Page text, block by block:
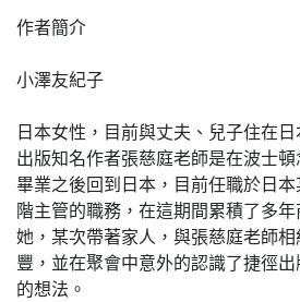
作者簡介
小澤友紀子
日本女性，目前與丈夫、兒子住在
出版知名作者張慈庭老師是在波士頓
畢業之後回到日本，目前任職於日
階主管的職務，在這期間累積了多
她，某次帶著家人，與張慈庭老師
豐，並在聚會中意外的認識了捷徑
的想法。